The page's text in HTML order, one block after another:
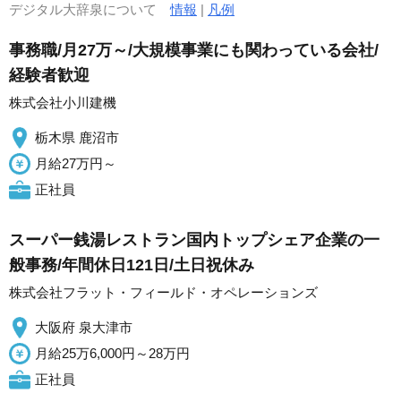
デジタル大辞泉について情報 | 凡例
事務職/月27万～/大規模事業にも関わっている会社/
経験者歓迎
株式会社小川建機
栃木県 鹿沼市
月給27万円～
正社員
スーパー銭湯レストラン国内トップシェア企業の一
般事務/年間休日121日/土日祝休み
株式会社フラット・フィールド・オペレーションズ
大阪府 泉大津市
月給25万6,000円～28万円
正社員